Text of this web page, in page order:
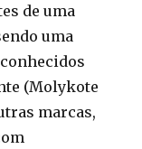
de uma
uma
(Molykote
marcas,